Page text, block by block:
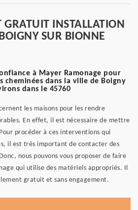
GRATUIT INSTALLATION
SUR BIONNE
à Mayer Ramonage pour
dans la ville de Boigny
dans le 45760
les maisons pour les rendre
En effet, il est nécessaire de mettre
procéder à ces interventions qui
il est très important de contacter des
nous pouvons vous proposer de faire
qui utilise des matériels appropriés. Il
gratuit et sans engagement.